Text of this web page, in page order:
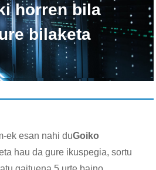
horren bila
bilaketa
ek esan nahi duGoiko
hau da gure ikuspegia, sortu